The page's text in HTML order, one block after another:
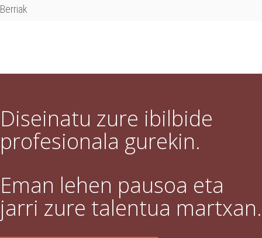
Berriak
Diseinatu zure ibilbide
profesionala gurekin.
Eman lehen pausoa eta
jarri zure talentua martxan.